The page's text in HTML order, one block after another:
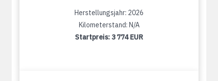
Herstellungsjahr: 2026
Kilometerstand: N/A
Startpreis: 3 774 EUR